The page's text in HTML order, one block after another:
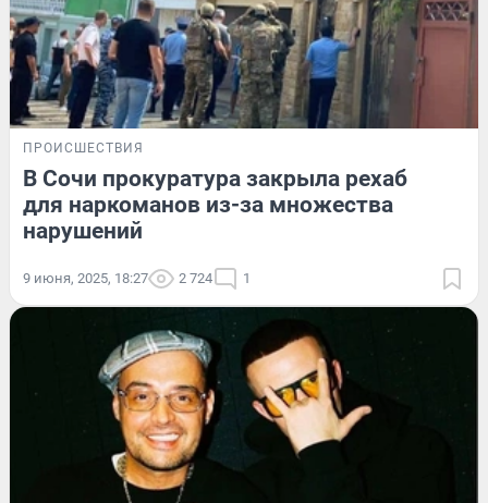
ПРОИСШЕСТВИЯ
В Сочи прокуратура закрыла рехаб
для наркоманов из-за множества
нарушений
9 июня, 2025, 18:27 2 724 1